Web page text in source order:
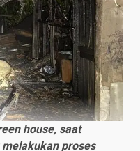
house, saat
proses